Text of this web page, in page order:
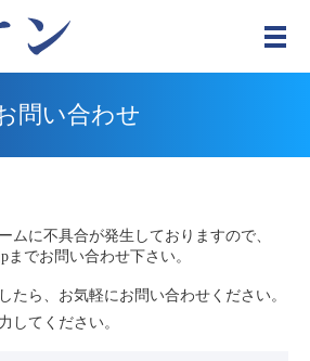
メ
問い合わせ
ムに不具合が発生しておりますので、
までお問い合わせ下さい。
たら、お気軽にお問い合わせください。
してください。